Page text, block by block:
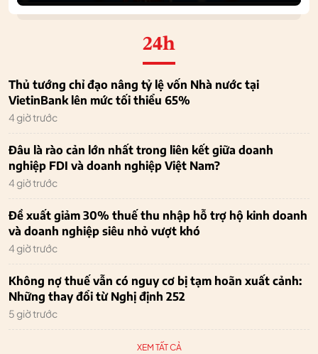
24h
Thủ tướng chỉ đạo nâng tỷ lệ vốn Nhà nước tại
VietinBank lên mức tối thiểu 65%
4 giờ trước
Đâu là rào cản lớn nhất trong liên kết giữa doanh
nghiệp FDI và doanh nghiệp Việt Nam?
4 giờ trước
Đề xuất giảm 30% thuế thu nhập hỗ trợ hộ kinh doanh
và doanh nghiệp siêu nhỏ vượt khó
4 giờ trước
Không nợ thuế vẫn có nguy cơ bị tạm hoãn xuất cảnh:
Những thay đổi từ Nghị định 252
5 giờ trước
XEM TẤT CẢ